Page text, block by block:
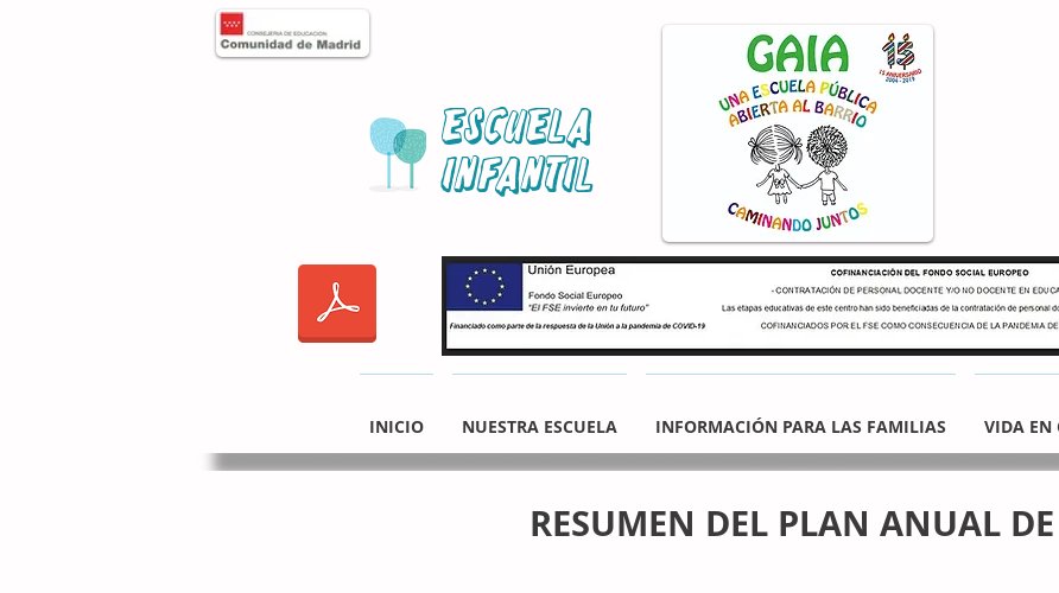
Escuela
Infantil
INICIO NUESTRA ESCUELA INFORMACIÓN PARA LAS FAMILIAS VIDA EN
RESUMEN DEL PLAN